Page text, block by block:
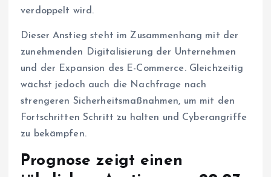
verdoppelt wird.
Dieser Anstieg steht im Zusammenhang mit der
zunehmenden Digitalisierung der Unternehmen
und der Expansion des E-Commerce. Gleichzeitig
wächst jedoch auch die Nachfrage nach
strengeren Sicherheitsmaßnahmen, um mit den
Fortschritten Schritt zu halten und Cyberangriffe
zu bekämpfen.
Prognose zeigt einen